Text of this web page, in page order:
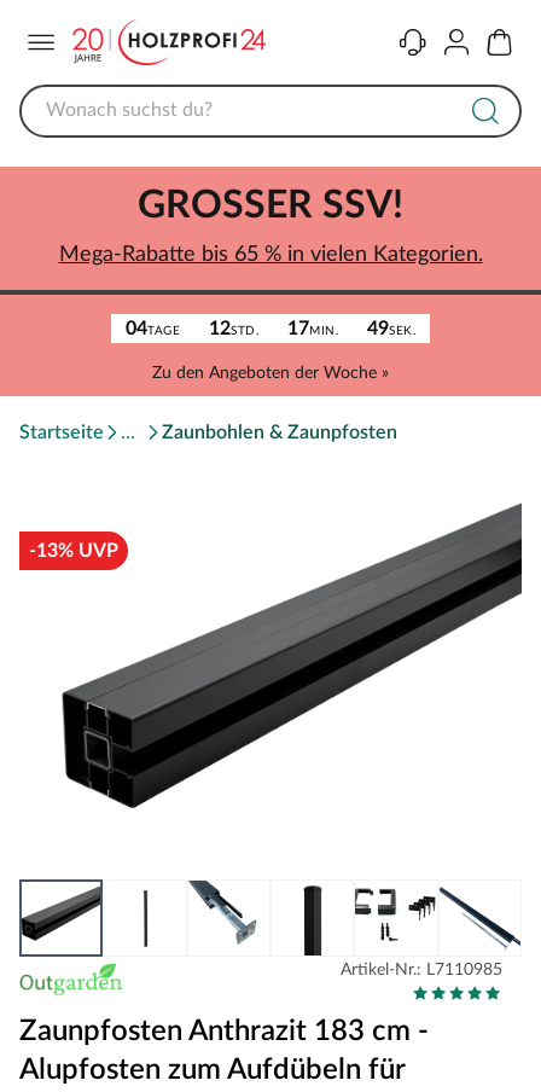
KontaktKonto
04TAGE 12STD. 17MIN. 49SEK.
Zu den Angeboten der Woche »
GROSSER SSV!
Mega-Rabatte bis 65 % in vielen Kategorien.
Startseite Zaunbohlen & Zaunpfosten
-13% UVP
Artikel-Nr.: L7110985
Zaunpfosten Anthrazit 183 cm -
Alupfosten zum Aufdübeln für